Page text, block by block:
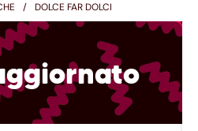
DOLCE FAR DOLCI